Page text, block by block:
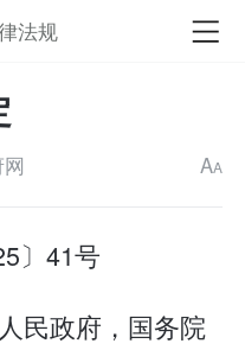
法规
AA
〕41号
民政府，国务院